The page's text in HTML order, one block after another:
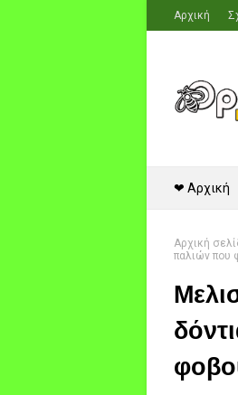
Αρχική
❤ Αρχική
Αρχική
παλιών που